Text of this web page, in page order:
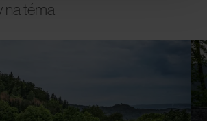
natéma